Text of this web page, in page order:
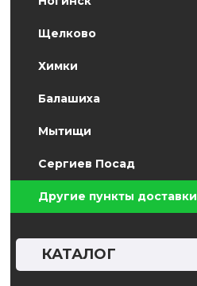
Щелково
Химки
Балашиха
Мытищи
Сергиев Посад
Другие пункты доставки
КАТАЛОГ